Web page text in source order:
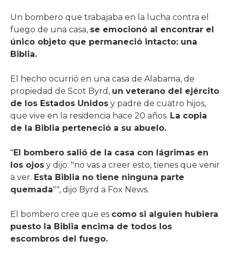
Un bombero que trabajaba en la lucha contra el
fuego de una casa, se emocionó al encontrar el
único objeto que permaneció intacto: una
Biblia.
El hecho ocurrió en una casa de Alabama, de
propiedad de Scot Byrd, un veterano del ejército
de los Estados Unidos y padre de cuatro hijos,
que vive en la residencia hace 20 años. La copia
de la Biblia perteneció a su abuelo.
" El bombero salió de la casa con lágrimas en
los ojos y dijo: "no vas a creer esto, tienes que venir
a ver. Esta Biblia no tiene ninguna parte
quemada"", dijo Byrd a Fox News.
El bombero cree que es como si alguien hubiera
puesto la Biblia encima de todos los
escombros del fuego.